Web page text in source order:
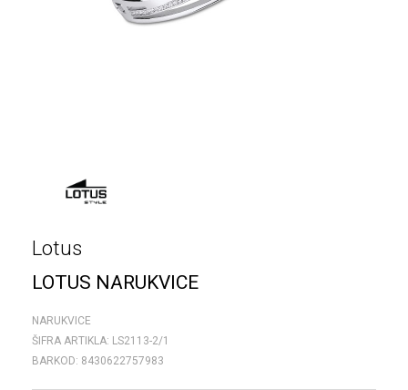
Lotus
LOTUS NARUKVICE
NARUKVICE
ŠIFRA ARTIKLA: LS2113-2/1
BARKOD: 8430622757983